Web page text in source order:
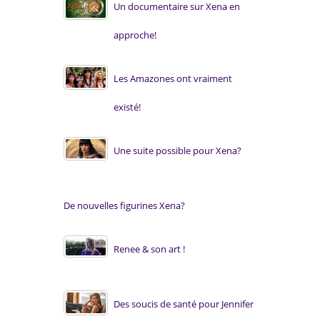
Un documentaire sur Xena en
approche!
Les Amazones ont vraiment
existé!
Une suite possible pour Xena?
De nouvelles figurines Xena?
Renee & son art !
Des soucis de santé pour Jennifer